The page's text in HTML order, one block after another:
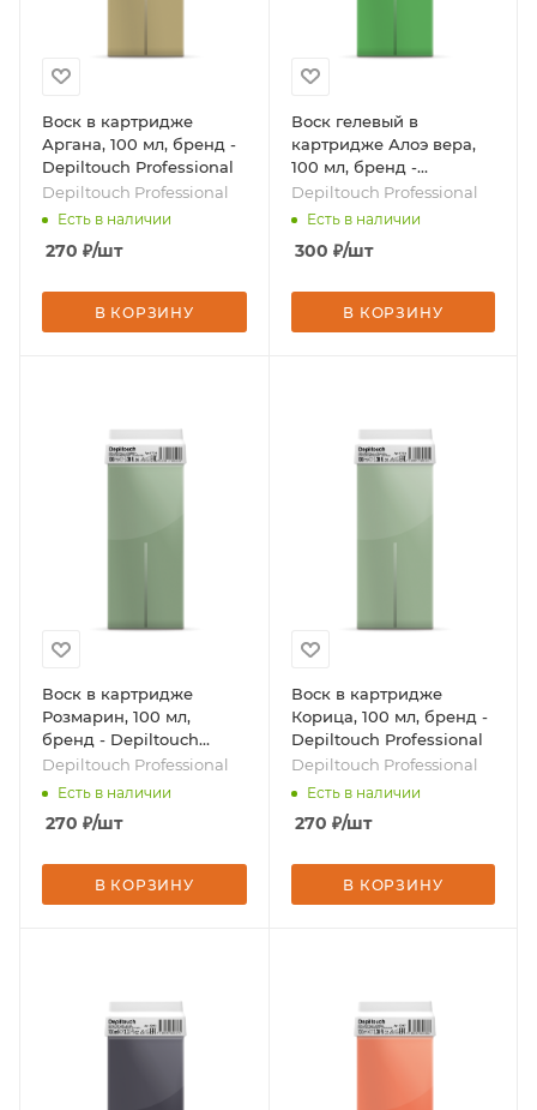
Воск в картридже
Аргана, 100 мл, бренд -
Depiltouch Professional
Depiltouch Professional
Есть в наличии
270 ₽/шт
В КОРЗИНУ
Воск гелевый в
картридже Алоэ вера,
100 мл, бренд -
Depiltouch Professional
Depiltouch Professional
Есть в наличии
300 ₽/шт
В КОРЗИНУ
Воск в картридже
Розмарин, 100 мл,
бренд - Depiltouch
Professional
Depiltouch Professional
Есть в наличии
270 ₽/шт
В КОРЗИНУ
Воск в картридже
Корица, 100 мл, бренд -
Depiltouch Professional
Depiltouch Professional
Есть в наличии
270 ₽/шт
В КОРЗИНУ